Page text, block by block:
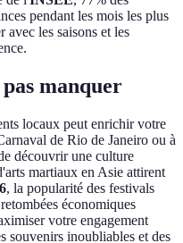
pendant les mois les plus
avec les saisons et les
pas manquer
locaux peut enrichir votre
de Rio de Janeiro ou à
découvrir une culture
martiaux en Asie attirent
, la popularité des festivals
économiques
votre engagement
souvenirs inoubliables et des